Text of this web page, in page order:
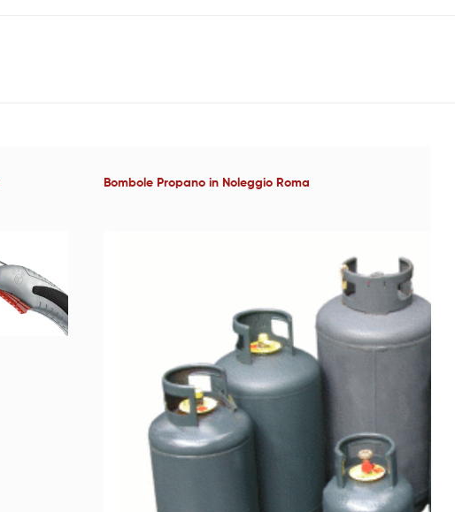
Bombole Propano in Noleggio Roma